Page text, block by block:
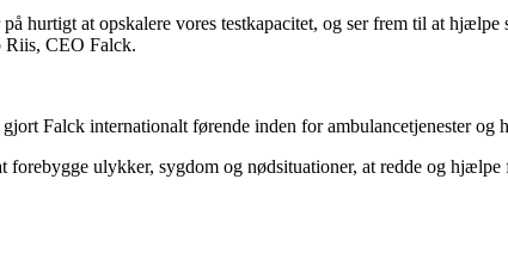
hurtigt at opskalere vores testkapacitet, og ser frem til at hjælpe
Riis, CEO Falck.
Falck internationalt førende inden for ambulancetjenester og
ulykker, sygdom og nødsituationer, at redde og